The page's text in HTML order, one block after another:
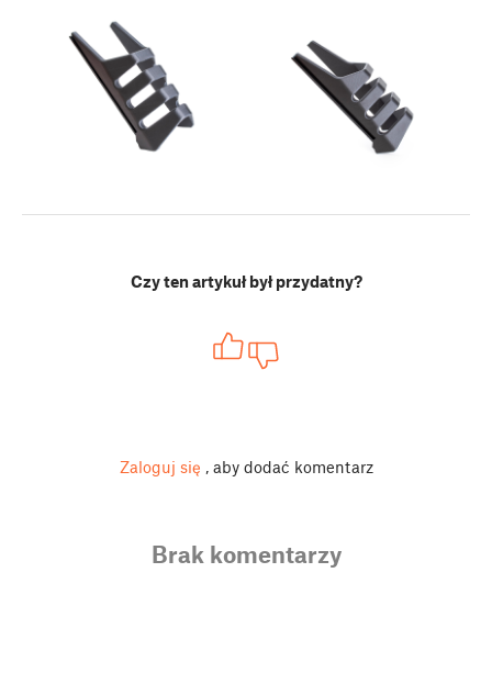
Czy ten artykuł był przydatny?
Zaloguj się , aby dodać komentarz
Brak komentarzy